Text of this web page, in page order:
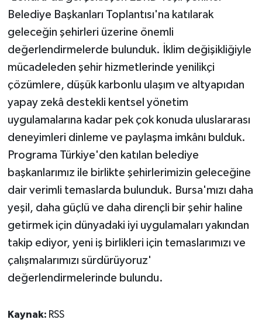
Belediye Başkanları Toplantısı'na katılarak
geleceğin şehirleri üzerine önemli
değerlendirmelerde bulunduk. İklim değişikliğiyle
mücadeleden şehir hizmetlerinde yenilikçi
çözümlere, düşük karbonlu ulaşım ve altyapıdan
yapay zekâ destekli kentsel yönetim
uygulamalarına kadar pek çok konuda uluslararası
deneyimleri dinleme ve paylaşma imkânı bulduk.
Programa Türkiye'den katılan belediye
başkanlarımız ile birlikte şehirlerimizin geleceğine
dair verimli temaslarda bulunduk. Bursa'mızı daha
yeşil, daha güçlü ve daha dirençli bir şehir haline
getirmek için dünyadaki iyi uygulamaları yakından
takip ediyor, yeni iş birlikleri için temaslarımızı ve
çalışmalarımızı sürdürüyoruz'
değerlendirmelerinde bulundu.
Kaynak: RSS